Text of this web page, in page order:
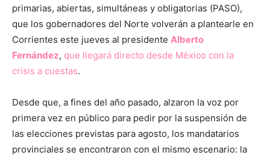
primarias, abiertas, simultáneas y obligatorias (PASO),
que los gobernadores del Norte volverán a plantearle en
Corrientes este jueves al presidente Alberto
Fernández, que llegará directo desde México con la
crisis a cuestas.
Desde que, a fines del año pasado, alzaron la voz por
primera vez en público para pedir por la suspensión de
las elecciones previstas para agosto, los mandatarios
provinciales se encontraron con el mismo escenario: la